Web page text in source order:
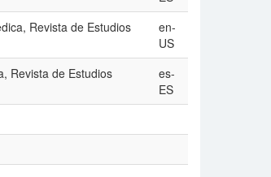
Revista de Estudios
en-
US
Revista de Estudios
es-
ES